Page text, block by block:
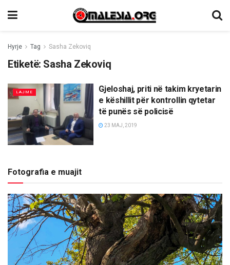
Hyrje Tag Sasha Zekoviq
Etiketë: Sasha Zekoviq
LAJME
Gjeloshaj, priti në takim kryetarin
e këshillit për kontrollin qytetar
të punës së policisë
23 MAJ, 2019
Fotografia e muajit